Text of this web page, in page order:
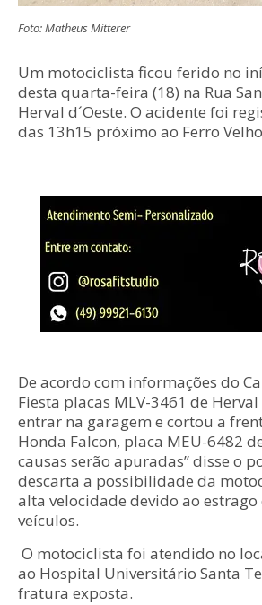
Foto: Matheus Mitterer
Um motociclista ficou ferido no
desta quarta-feira (18) na Rua
Herval d´Oeste. O acidente foi
das 13h15 próximo ao Ferro
De acordo com informações do
Fiesta placas MLV-3461 de Herval
entrar na garagem e cortou a
Honda Falcon, placa MEU-6482
causas serão apuradas” disse o
descarta a possibilidade da
alta velocidade devido ao estrago
veículos.
O motociclista foi atendido no
ao Hospital Universitário Santa
fratura exposta.